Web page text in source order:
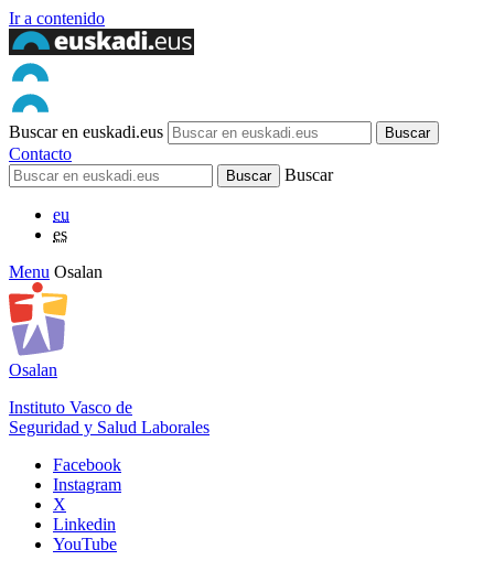
Ir a contenido
Buscar en euskadi.eus
Contacto
Buscar
eu
es
Menu Osalan
Osalan
Instituto Vasco de
Seguridad y Salud Laborales
Facebook
Instagram
X
Linkedin
YouTube